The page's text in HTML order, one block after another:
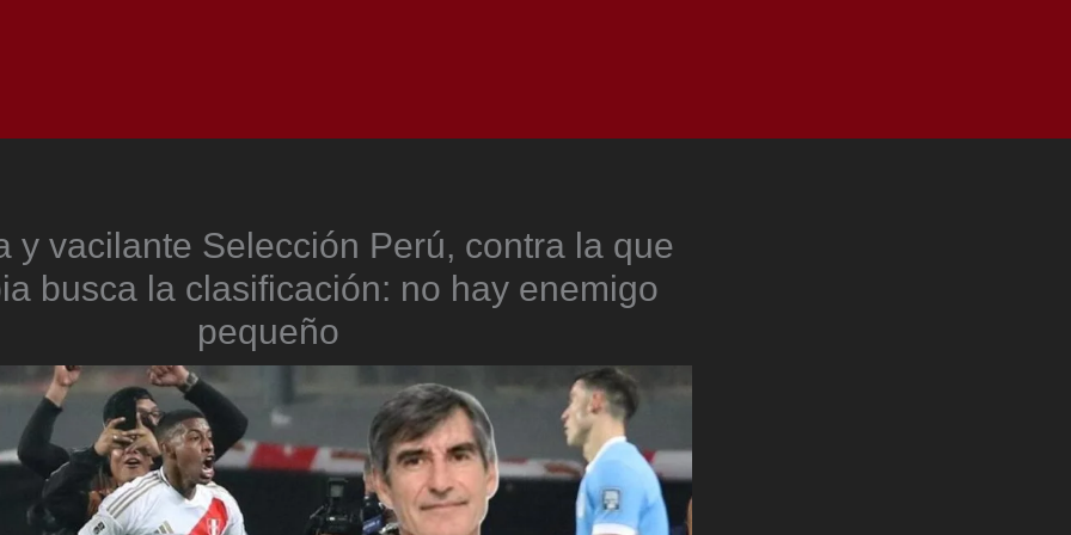
y vacilante Selección Perú, contra la que
busca la clasificación: no hay enemigo
pequeño